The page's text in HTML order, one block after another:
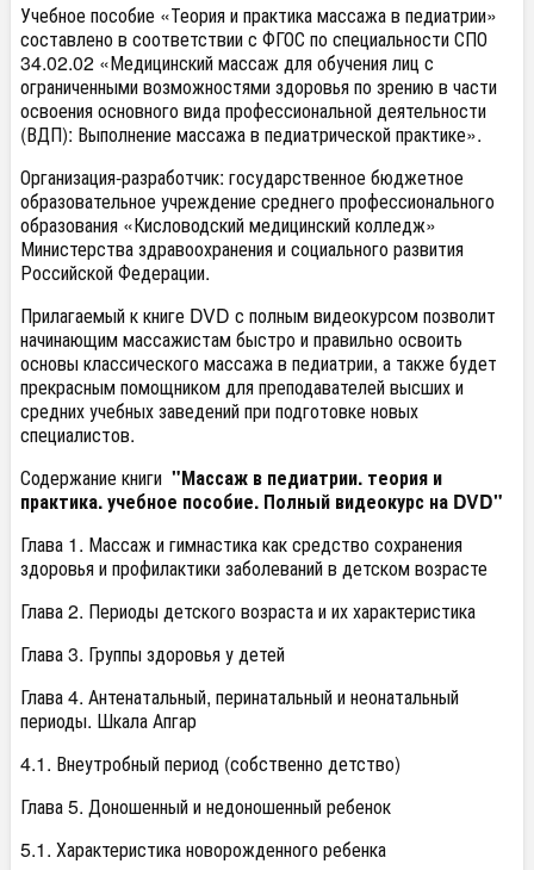
Учебное пособие «Теория и практика массажа в педиатрии»
составлено в соответствии с ФГОС по специальности СПО
34.02.02 «Медицинский массаж для обучения лиц с
ограниченными возможностями здоровья по зрению в части
освоения основного вида профессиональной деятельности
(ВДП): Выполнение массажа в педиатрической практике».
Организация-разработчик: государственное бюджетное
образовательное учреждение среднего профессионального
образования «Кисловодский медицинский колледж»
Министерства здравоохранения и социального развития
Российской Федерации.
Прилагаемый к книге DVD с полным видеокурсом позволит
начинающим массажистам быстро и правильно освоить
основы классического массажа в педиатрии, а также будет
прекрасным помощником для преподавателей высших и
средних учебных заведений при подготовке новых
специалистов.
Содержание книги "Массаж в педиатрии. теория и
практика. учебное пособие. Полный видеокурс на DVD"
Глава 1. Массаж и гимнастика как средство сохранения
здоровья и профилактики заболеваний в детском возрасте
Глава 2. Периоды детского возраста и их характеристика
Глава 3. Группы здоровья у детей
Глава 4. Антенатальный, перинатальный и неонатальный
периоды. Шкала Апгар
4.1. Внеутробный период (собственно детство)
Глава 5. Доношенный и недоношенный ребенок
5.1. Характеристика новорожденного ребенка